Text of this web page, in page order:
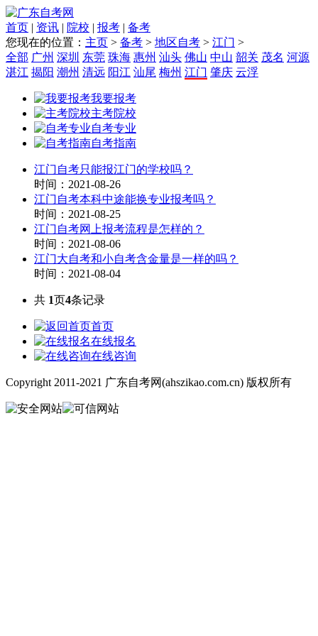
首页 | 资讯 | 院校 | 报考 | 备考
您现在的位置： 主页 > 备考 > 地区自考 > 江门 >
全部 广州 深圳 东莞 珠海 惠州 汕头 佛山 中山 韶关 茂名 河源
湛江 揭阳 潮州 清远 阳江 汕尾 梅州 江门 肇庆 云浮
我要报考
主考院校
自考专业
自考指南
江门自考只能报江门的学校吗？
时间：2021-08-26
江门自考本科中途能换专业报考吗？
时间：2021-08-25
江门自考网上报考流程是怎样的？
时间：2021-08-06
江门大自考和小自考含金量是一样的吗？
时间：2021-08-04
共 1页4条记录
首页
在线报名
在线咨询
Copyright 2011-2021 广东自考网(ahszikao.com.cn) 版权所有